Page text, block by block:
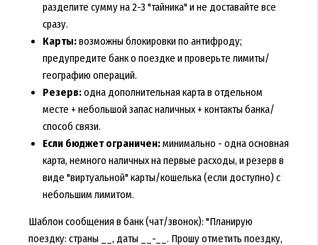
разделите сумму на 2-3 "тайника" и не доставайте все
сразу.
Карты:возможны блокировки по антифроду;
предупредите банк о поездке и проверьте лимиты/
географию операций.
Резерв:одна дополнительная карта в отдельном
месте + небольшой запас наличных + контакты банка/
способ связи.
Если бюджет ограничен:минимально - одна основная
карта, немного наличных на первые расходы, и резерв в
виде "виртуальной" карты/кошелька (если доступно) с
небольшим лимитом.
Шаблон сообщения в банк (чат/звонок): "Планирую
поездку: страны __, даты __-__. Прошу отметить поездку,